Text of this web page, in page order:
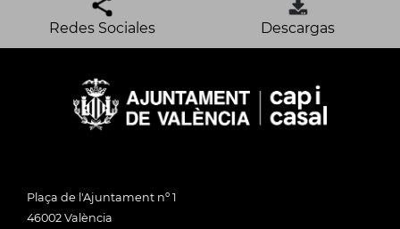
Redes Sociales Descargas
Plaça de l'Ajuntament nº 1
46002 València